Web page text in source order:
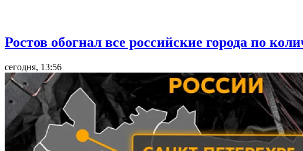
Ростов обогнал все российские города по
сегодня, 13:56